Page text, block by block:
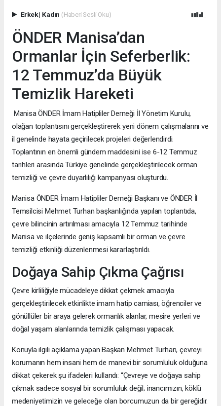
Erkek| Kadın (Haberi Sesli Oku)
ÖNDER Manisa’dan
Ormanlar İçin Seferberlik:
12 Temmuz’da Büyük
Temizlik Hareketi
Manisa ÖNDER İmam Hatipliler Derneği İl Yönetim Kurulu,
olağan toplantısını gerçekleştirerek yeni dönem çalışmalarını ve
il genelinde hayata geçirilecek projeleri değerlendirdi.
Toplantının en önemli gündem maddesini ise 6-12 Temmuz
tarihleri arasında Türkiye genelinde gerçekleştirilecek orman
temizliği ve çevre duyarlılığı kampanyası oluşturdu.
Manisa ÖNDER İmam Hatipliler Derneği Başkanı ve ÖNDER İl
Temsilcisi Mehmet Turhan başkanlığında yapılan toplantıda,
çevre bilincinin artırılması amacıyla 12 Temmuz tarihinde
Manisa ve ilçelerinde geniş kapsamlı bir orman ve çevre
temizliği etkinliği düzenlenmesi kararlaştırıldı.
Doğaya Sahip Çıkma Çağrısı
Çevre kirliliğiyle mücadeleye dikkat çekmek amacıyla
gerçekleştirilecek etkinlikte imam hatip camiası, öğrenciler ve
gönüllüler bir araya gelerek ormanlık alanlar, mesire yerleri ve
doğal yaşam alanlarında temizlik çalışması yapacak.
Konuyla ilgili açıklama yapan Başkan Mehmet Turhan, çevreyi
korumanın hem insani hem de manevi bir sorumluluk olduğuna
dikkat çekerek şu ifadeleri kullandı: “Çevreye ve doğaya sahip
çıkmak sadece sosyal bir sorumluluk değil; inancımızın, köklü
medeniyetimizin ve geleceğe olan borcumuzun da bir gereğidir.